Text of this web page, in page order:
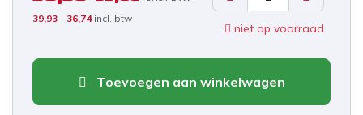
39,93 36,74 incl. btw
niet op voorraad
Toevoegen aan winkelwagen